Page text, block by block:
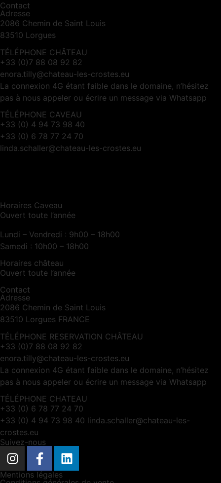
Contact
Adresse
2086 Chemin de Saint Louis
83510 Lorgues
TÉLÉPHONE CHÂTEAU
+33 (0)7 88 08 92 82
enora.tilly@chateau-les-crostes.eu
La connexion 4G étant faible dans le domaine, n’hésitez
pas à nous appeler ou écrire un message via Whatsapp
TÉLÉPHONE CAVEAU
+33 (0) 4 94 73 98 40
+33 (0) 6 78 77 24 70
linda.schaller@chateau-les-crostes.eu
Horaires Caveau
Ouvert toute l’année
Lundi – Vendredi : 9h00 – 18h00
Samedi : 10h00 – 18h00
Horaires château
Ouvert toute l’année
Contact
Adresse
2086 Chemin de Saint Louis
83510 Lorgues FRANCE
TÉLÉPHONE RESERVATION CHÂTEAU
+33 (0)7 88 08 92 82
enora.tilly@chateau-les-crostes.eu
La connexion 4G étant faible dans le domaine, n’hésitez
pas à nous appeler ou écrire un message via Whatsapp
TÉLÉPHONE CHATEAU
+33 (0) 6 78 77 24 70
+33 (0) 4 94 73 98 40 linda.schaller@chateau-les-
crostes.eu
Suivez-nous
Mentions légales